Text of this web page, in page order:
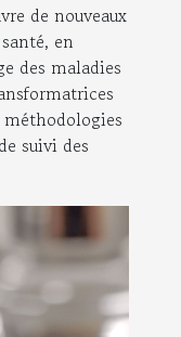
de nouveaux
en
des maladies
suivi des